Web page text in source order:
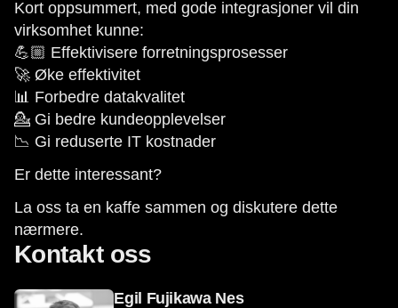
Kort oppsummert, med gode integrasjoner vil din
virksomhet kunne:
💪🏼 Effektivisere forretningsprosesser
🚀 Øke effektivitet
📊 Forbedre datakvalitet
💁 Gi bedre kundeopplevelser
📉 Gi reduserte IT kostnader
Er dette interessant?
La oss ta en kaffe sammen og diskutere dette
nærmere.
Kontakt oss
Egil Fujikawa Nes